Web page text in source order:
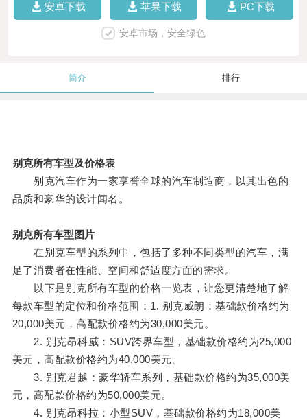
安卓下载 苹果下载 PC下载
安卓市场，安全绿色
简介 排行
别克所有车型及价格表
别克汽车作为一家享誉全球的汽车制造商，以其出色的
品质和豪华的设计闻名。
别克所有车型图片
在别克车型的系列中，包括了多种不同类型的汽车，满
足了消费者在性能、空间和舒适度方面的需求。
以下是别克所有车型的价格一览表，让您更清楚地了解
每款车型的定位和价格范围：1. 别克威朗：基础款价格约为
20,000美元，高配款价格约为30,000美元。
2. 别克昂科威：SUV跨界车型，基础款价格约为25,000
美元，高配款价格约为40,000美元。
3. 别克君越：豪华轿车系列，基础款价格约为35,000美
元，高配款价格约为50,000美元。
4. 别克昂科拉：小型SUV，基础款价格约为18,000美